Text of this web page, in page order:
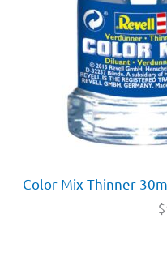
Color Mix Thinner
$